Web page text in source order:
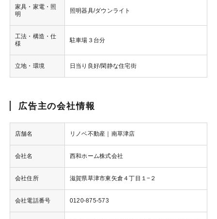
家具・家電・照
明
照明器具/ダウンライト
工法・構造・仕
様
駐車場３台分
立地・環境 日当り良好/閑静な住宅街
広告主の会社情報
店舗名 リノベ不動産｜南草津店
会社名 西和ホーム株式会社
会社住所 滋賀県草津市東矢倉４丁目１−２
会社電話番号 0120-875-573